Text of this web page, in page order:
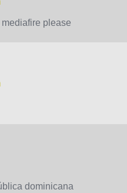
please
dominicana